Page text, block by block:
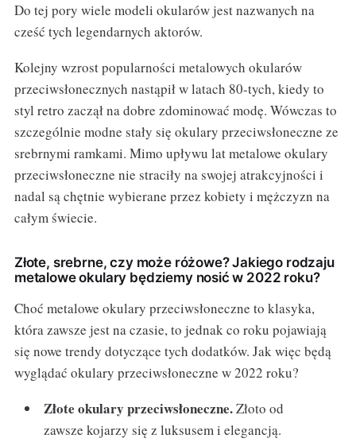
Do tej pory wiele modeli okularów jest nazwanych na
cześć tych legendarnych aktorów.
Kolejny wzrost popularności metalowych okularów
przeciwsłonecznych nastąpił w latach 80-tych, kiedy to
styl retro zaczął na dobre zdominować modę. Wówczas to
szczególnie modne stały się okulary przeciwsłoneczne ze
srebrnymi ramkami. Mimo upływu lat metalowe okulary
przeciwsłoneczne nie straciły na swojej atrakcyjności i
nadal są chętnie wybierane przez kobiety i mężczyzn na
całym świecie.
Złote, srebrne, czy może różowe? Jakiego rodzaju
metalowe okulary będziemy nosić w 2022 roku?
Choć metalowe okulary przeciwsłoneczne to klasyka,
która zawsze jest na czasie, to jednak co roku pojawiają
się nowe trendy dotyczące tych dodatków. Jak więc będą
wyglądać okulary przeciwsłoneczne w 2022 roku?
Złote okulary przeciwsłoneczne.Złoto od
zawsze kojarzy się z luksusem i elegancją.